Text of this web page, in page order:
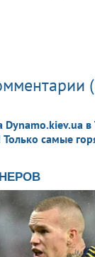
Dynamo.kiev.ua в
самые